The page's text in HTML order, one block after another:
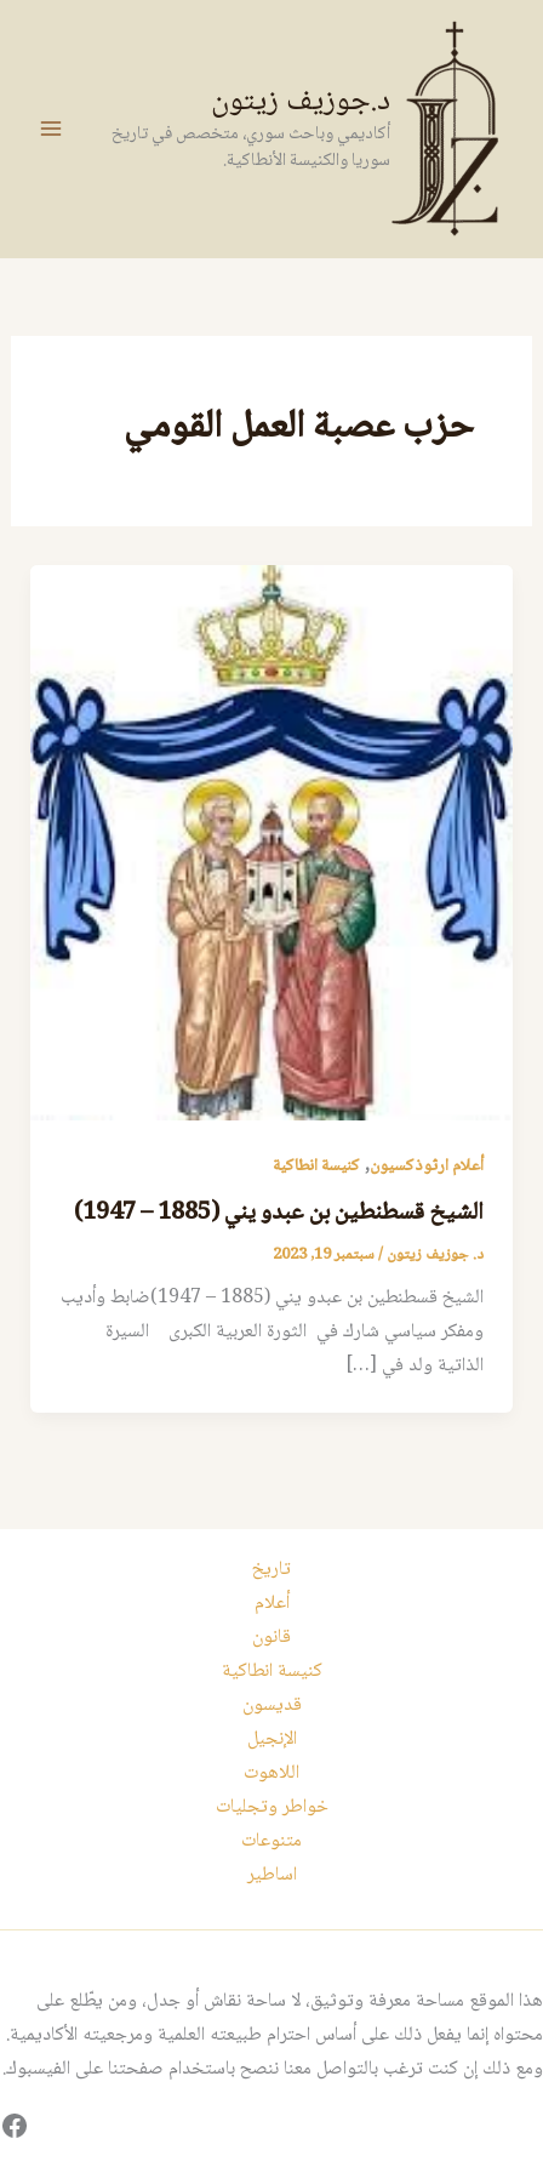
المحتوى
د.جوزيف زيتون
أكاديمي وباحث سوري، متخصص في تاريخ
سوريا والكنيسة الأنطاكية.
حزب عصبة العمل القومي
أعلام ارثوذكسيون,كنيسة انطاكية
الشيخ قسطنطين بن عبدو يني (1885 – 1947)
د. جوزيف زيتون/سبتمبر 19, 2023
الشيخ قسطنطين بن عبدو يني (1885 – 1947)ضابط وأديب
ومفكر سياسي شارك في الثورة العربية الكبرى السيرة
الذاتية ولد في […]
تاريخ
أعلام
قانون
كنيسة انطاكية
قديسون
الإنجيل
اللاهوت
خواطر وتجليات
متنوعات
اساطير
هذا الموقع مساحة معرفة وتوثيق، لا ساحة نقاش أو جدل، ومن يطّلع على
محتواه إنما يفعل ذلك على أساس احترام طبيعته العلمية ومرجعيته الأكاديمية.
ومع ذلك إن كنت ترغب بالتواصل معنا ننصح باستخدام صفحتنا على الفيسبوك.